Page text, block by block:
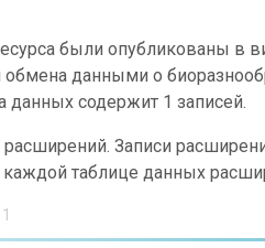
были опубликованы в
данными о
данных содержит 1 записей.
Записи
таблице данных
1